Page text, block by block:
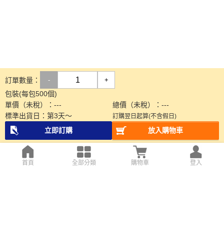
訂單數量： - +
包裝(每包500個)
單價（未稅）： --- 總價（未稅）： ---
標準出貨日： 第3天～ 訂購翌日起算(不含假日)
立即訂購 放入購物車
首頁 全部分類 購物車 登入